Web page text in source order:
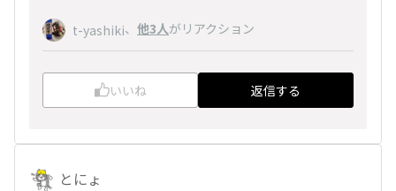
t-yashiki、 他3人がリアクション
いいね 返信する
とにょ